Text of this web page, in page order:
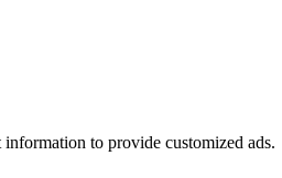
to provide customized ads.